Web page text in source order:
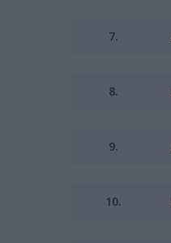
7.
8.
9.
10.